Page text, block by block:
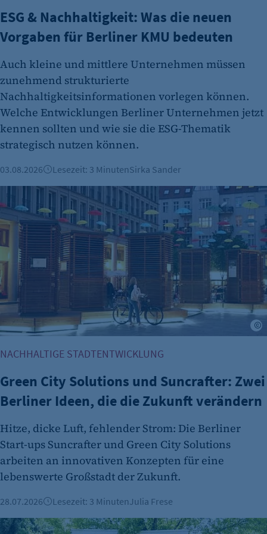
Tracking Opt-In ausgespielt wird. Wird auch
für ein eventuelles Opt-Out verwendet.
"no" - 50 Jahre "yes" - 480 Tage
fe_typo_user
Name:
fe_typo_user
Anbieter:
Session-Cookie für die Verwaltung von
Benutzer-Sessions (z. B. bei Login, Umfrage
oder Formularen). Wird auch bei Caching zur
Identifizierung verwendet.
Cookie Laufzeit:
Session
Name:
cookie_consent
Zweck:
Dieser Cookie speichert die ausgewählten
Einverständnis-Optionen des Benutzers
Cookie Laufzeit:
1 Jahr
ESG & Nachhaltigkeit: Was die neuen
Vorgaben für Berliner KMU bedeuten
Auch kleine und mittlere Unternehmen müssen
zunehmend strukturierte
Nachhaltigkeitsinformationen vorlegen können.
Welche Entwicklungen Berliner Unternehmen jetzt
kennen sollten und wie sie die ESG-Thematik
strategisch nutzen können.
03.08.2026 Lesezeit: 3 MinutenSirka Sander
Green City Solutions und Suncrafter: Zwei Berliner Ideen,
NACHHALTIGE STADTENTWICKLUNG
Green City Solutions und Suncrafter: Zwei
Berliner Ideen, die die Zukunft verändern
Hitze, dicke Luft, fehlender Strom: Die Berliner
Start-ups Suncrafter und Green City Solutions
arbeiten an innovativen Konzepten für eine
lebenswerte Großstadt der Zukunft.
28.07.2026 Lesezeit: 3 MinutenJulia Frese
Bündnis für Biodiversität: Klimaschutz in der Praxis